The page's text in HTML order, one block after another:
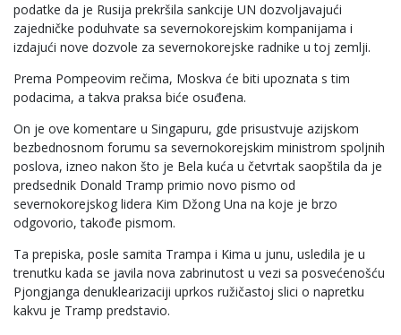
podatke da je Rusija prekršila sankcije UN dozvoljavajući
zajedničke poduhvate sa severnokorejskim kompanijama i
izdajući nove dozvole za severnokorejske radnike u toj zemlji.
Prema Pompeovim rečima, Moskva će biti upoznata s tim
podacima, a takva praksa biće osuđena.
On je ove komentare u Singapuru, gde prisustvuje azijskom
bezbednosnom forumu sa severnokorejskim ministrom spoljnih
poslova, izneo nakon što je Bela kuća u četvrtak saopštila da je
predsednik Donald Tramp primio novo pismo od
severnokorejskog lidera Kim Džong Una na koje je brzo
odgovorio, takođe pismom.
Ta prepiska, posle samita Trampa i Kima u junu, usledila je u
trenutku kada se javila nova zabrinutost u vezi sa posvećenošću
Pjongjanga denuklearizaciji uprkos ružičastoj slici o napretku
kakvu je Tramp predstavio.